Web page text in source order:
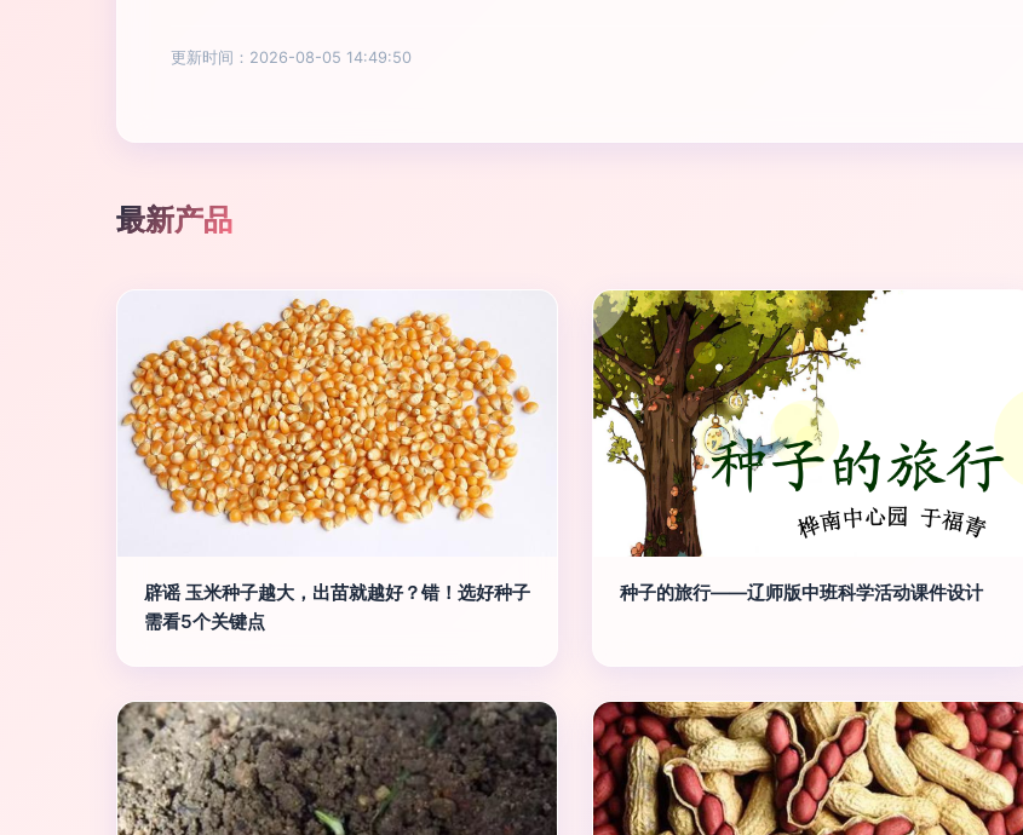
更新时间：2026-08-05 14:49:50
最新产品
辟谣 玉米种子越大，出苗就越好？错！选好种子
需看5个关键点
种子的旅行——辽师版中班科学活动课件设计